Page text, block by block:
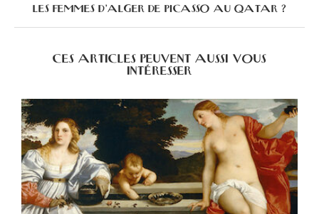
LES FEMMES D’ALGER DE PICASSO AU QATAR ?
CES ARTICLES PEUVENT AUSSI VOUS
INTÉRESSER